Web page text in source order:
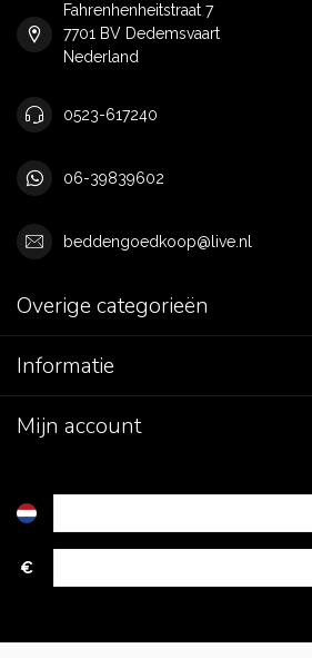
Fahrenhenheitstraat 7
7701 BV Dedemsvaart
Nederland
0523-617240
06-39839602
beddengoedkoop@live.nl
Overige categorieën
Informatie
Mijn account
€